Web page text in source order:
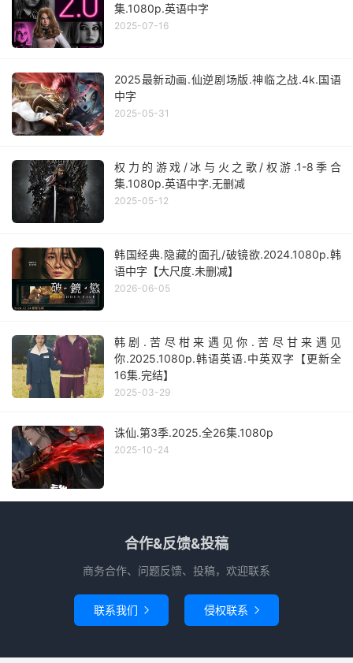
集.1080p.英语中字
2025-07-16
2025最新动画.仙逆剧场版.神临之战.4k.国语
中字
2025-05-31
权力的游戏/冰与火之歌/权游.1-8季合
集.1080p.英语中字.无删减
2025-05-12
韩国经典.隐藏的面孔/破镜欲.2024.1080p.韩
语中字【大尺度.未删减】
2026-06-05
韩剧.苦尽柑来遇见你.苦尽甘来遇见
你.2025.1080p.韩语英语.中英双字【更新全
16集.完结】
2025-03-29
诛仙.第3季.2025.全26集.1080p
2025-10-24
合作&反馈&投稿
商务合作、问题反馈、投稿，欢迎联系
联系我们  侵权联系 